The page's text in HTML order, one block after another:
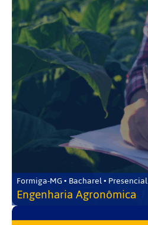
Formiga-MG • Bacharel • Presencial
Engenharia Agronômica